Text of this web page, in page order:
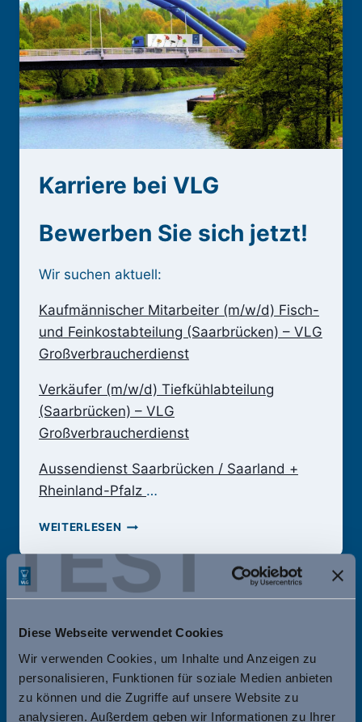
TEST
Diese Webseite verwendet Cookies
Wir verwenden Cookies, um Inhalte und Anzeigen zu
personalisieren, Funktionen für soziale Medien anbieten
zu können und die Zugriffe auf unsere Website zu
analysieren. Außerdem geben wir Informationen zu Ihrer
Karriere bei VLG
Bewerben Sie sich jetzt!
Wir suchen aktuell:
Kaufmännischer Mitarbeiter (m/w/d) Fisch-
und Feinkostabteilung (Saarbrücken) – VLG
Großverbraucherdienst
Verkäufer (m/w/d) Tiefkühlabteilung
(Saarbrücken) – VLG
Großverbraucherdienst
Aussendienst Saarbrücken / Saarland +
Rheinland-Pfalz …
WEITERLESENKARRIERE
VLG